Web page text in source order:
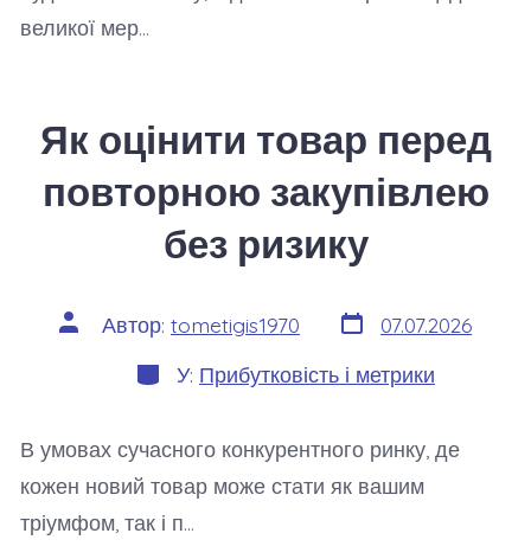
великої мер…
Як оцінити товар перед
повторною закупівлею
без ризику
Автор
запису
Автор: tometigis1970 Дата
запису
07.07.2026
Категорії
У: Прибутковість і метрики
В умовах сучасного конкурентного ринку, де
кожен новий товар може стати як вашим
тріумфом, так і п…